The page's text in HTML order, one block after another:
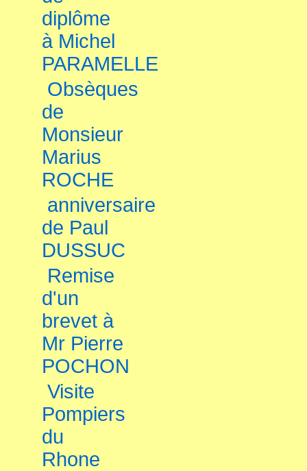
diplôme
à Michel
PARAMELLE
Obsèques
de
Monsieur
Marius
ROCHE
anniversaire
de Paul
DUSSUC
Remise
d'un
brevet à
Mr Pierre
POCHON
Visite
Pompiers
du
Rhone